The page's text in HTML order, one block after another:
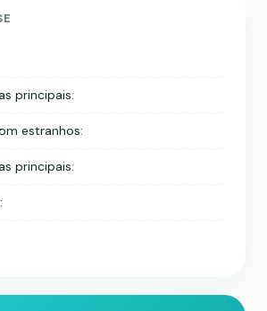
principais:
estranhos:
principais: